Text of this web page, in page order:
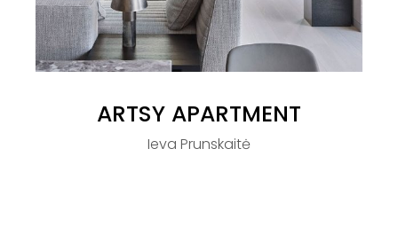
ARTSY APARTMENT
Ieva Prunskaitė